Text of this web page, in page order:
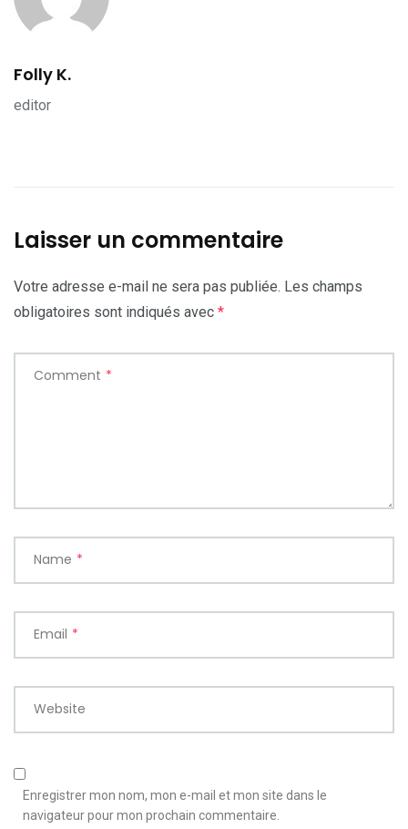
Folly K.
editor
Laisser un commentaire
Votre adresse e-mail ne sera pas publiée. Les champs
obligatoires sont indiqués avec *
Comment *
Name *
Email *
Website
Enregistrer mon nom, mon e-mail et mon site dans le
navigateur pour mon prochain commentaire.